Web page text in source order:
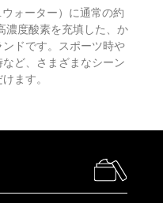
ォーター）に通常の約
濃度酸素を充填した、か
ドです。スポーツ時や
ど、さまざまなシーン
ます。